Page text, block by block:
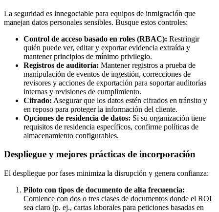
La seguridad es innegociable para equipos de inmigración que
manejan datos personales sensibles. Busque estos controles:
Control de acceso basado en roles (RBAC): Restringir
quién puede ver, editar y exportar evidencia extraída y
mantener principios de mínimo privilegio.
Registros de auditoría: Mantener registros a prueba de
manipulación de eventos de ingestión, correcciones de
revisores y acciones de exportación para soportar auditorías
internas y revisiones de cumplimiento.
Cifrado: Asegurar que los datos estén cifrados en tránsito y
en reposo para proteger la información del cliente.
Opciones de residencia de datos: Si su organización tiene
requisitos de residencia específicos, confirme políticas de
almacenamiento configurables.
Despliegue y mejores prácticas de incorporación
El despliegue por fases minimiza la disrupción y genera confianza:
Piloto con tipos de documento de alta frecuencia:
Comience con dos o tres clases de documentos donde el ROI
sea claro (p. ej., cartas laborales para peticiones basadas en